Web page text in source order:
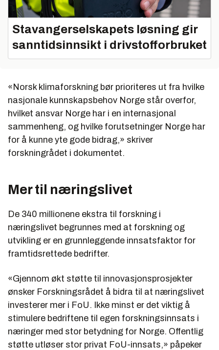
Stavangerselskapets løsning gir
sanntidsinnsikt i drivstofforbruket
«Norsk klimaforskning bør prioriteres ut fra hvilke
nasjonale kunnskapsbehov Norge står overfor,
hvilket ansvar Norge har i en internasjonal
sammenheng, og hvilke forutsetninger Norge har
for å kunne yte gode bidrag,» skriver
forskningrådet i dokumentet.
Mer til næringslivet
De 340 millionene ekstra til forskning i
næringslivet begrunnes med at forskning og
utvikling er en grunnleggende innsatsfaktor for
framtidsrettede bedrifter.
«Gjennom økt støtte til innovasjonsprosjekter
ønsker Forskningsrådet å bidra til at næringslivet
investerer mer i FoU. Ikke minst er det viktig å
stimulere bedriftene til egen forskningsinnsats i
næringer med stor betydning for Norge. Offentlig
støtte utløser stor privat FoU-innsats,» påpeker